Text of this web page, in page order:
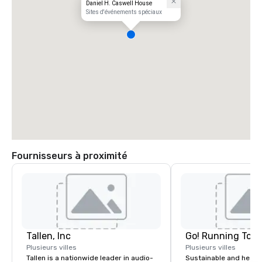
Daniel H. Caswell House
Sites d'événements spéciaux
Fournisseurs à proximité
Tallen, Inc
Plusieurs villes
Tallen is a nationwide leader in audio-
Go! Running
Plusieurs villes
Sustainable and